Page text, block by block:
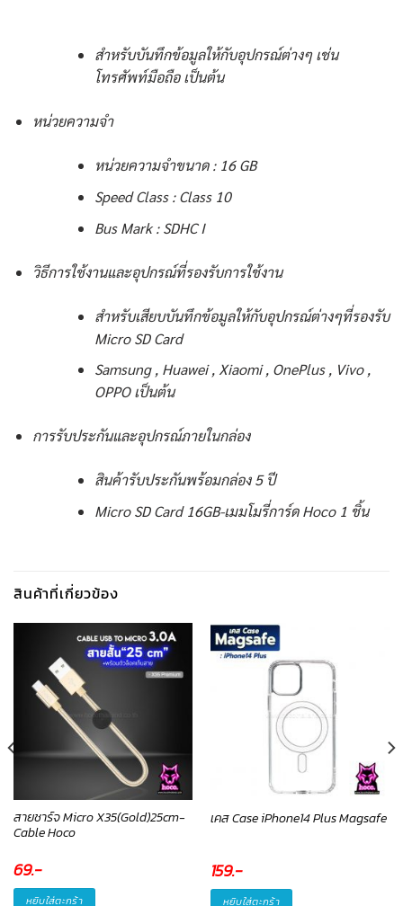
สำหรับบันทึกข้อมูลให้กับอุปกรณ์ต่างๆ เช่น
โทรศัพท์มือถือ เป็นต้น
หน่วยความจำ
หน่วยความจำขนาด : 16 GB
Speed Class : Class 10
Bus Mark : SDHC I
วิธีการใช้งานและอุปกรณ์ที่รองรับการใช้งาน
สำหรับเสียบบันทึกข้อมูลให้กับอุปกรณ์ต่างๆที่รองรับ
Micro SD Card
Samsung , Huawei , Xiaomi , OnePlus , Vivo ,
OPPO เป็นต้น
การรับประกันและอุปกรณ์ภายในกล่อง
สินค้ารับประกันพร้อมกล่อง 5 ปี
Micro SD Card 16GB-เมมโมรี่การ์ด Hoco 1 ชิ้น
สินค้าที่เกี่ยวข้อง
สายชาร์จ Micro X35(Gold)25cm-
Cable Hoco
69.-
หยิบใส่ตะกร้า
เคส Case iPhone14 Plus Magsafe
159.-
หยิบใส่ตะกร้า